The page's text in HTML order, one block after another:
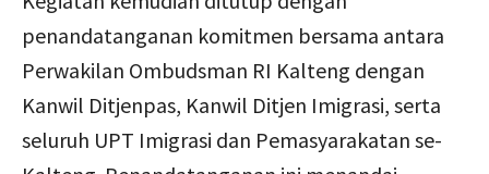
penandatanganan komitmen bersama antara
Perwakilan Ombudsman RI Kalteng dengan
Kanwil Ditjenpas, Kanwil Ditjen Imigrasi, serta
seluruh UPT Imigrasi dan Pemasyarakatan se-